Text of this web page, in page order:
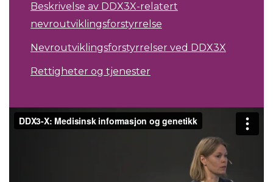
Beskrivelse av DDX3X-relatert
nevroutviklingsforstyrrelse
Nevroutviklingsforstyrrelser ved DDX3X
Rettigheter og tjenester